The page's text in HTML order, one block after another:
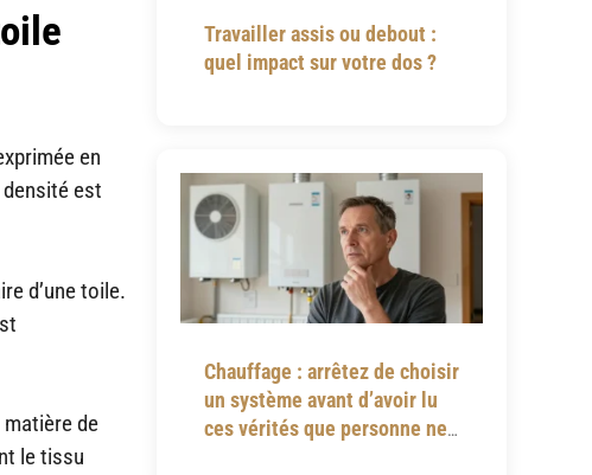
en
est
d’une toile.
de
le tissu
Travailler assis ou debout :
quel impact sur votre dos ?
Chauffage : arrêtez de choisir
un système avant d’avoir lu
ces vérités que personne ne